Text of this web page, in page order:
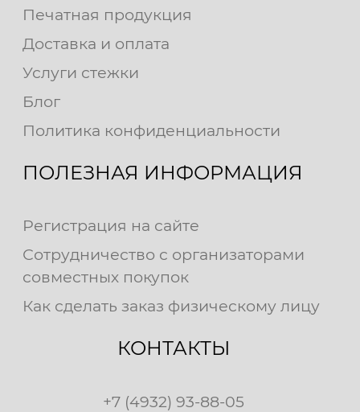
Печатная продукция
Доставка и оплата
Услуги стежки
Блог
Политика конфиденциальности
ПОЛЕЗНАЯ ИНФОРМАЦИЯ
Регистрация на сайте
Сотрудничество с организаторами
совместных покупок
Как сделать заказ физическому лицу
КОНТАКТЫ
+7 (4932) 93-88-05